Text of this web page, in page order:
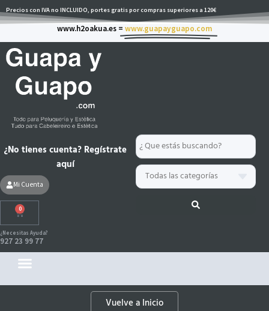
al
Precios con IVA no INCLUIDO, portes gratis por compras superiores a 120€
www.h2oakua.es = www.guapayguapo.com
Search
...
¿No tienes cuenta? Regístrate
aquí
Mi Cuenta
0
Carrito
¿Necesitas Ayuda?
927 23 99 77
Vuelve a Inicio